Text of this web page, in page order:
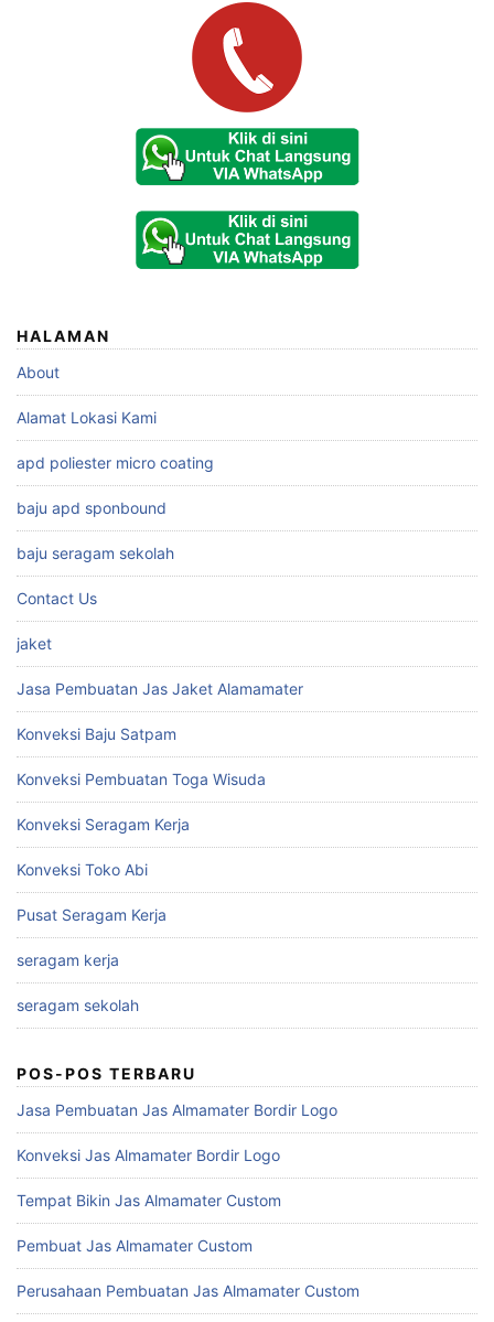
HALAMAN
About
Alamat Lokasi Kami
apd poliester micro coating
baju apd sponbound
baju seragam sekolah
Contact Us
jaket
Jasa Pembuatan Jas Jaket Alamamater
Konveksi Baju Satpam
Konveksi Pembuatan Toga Wisuda
Konveksi Seragam Kerja
Konveksi Toko Abi
Pusat Seragam Kerja
seragam kerja
seragam sekolah
POS-POS TERBARU
Jasa Pembuatan Jas Almamater Bordir Logo
Konveksi Jas Almamater Bordir Logo
Tempat Bikin Jas Almamater Custom
Pembuat Jas Almamater Custom
Perusahaan Pembuatan Jas Almamater Custom